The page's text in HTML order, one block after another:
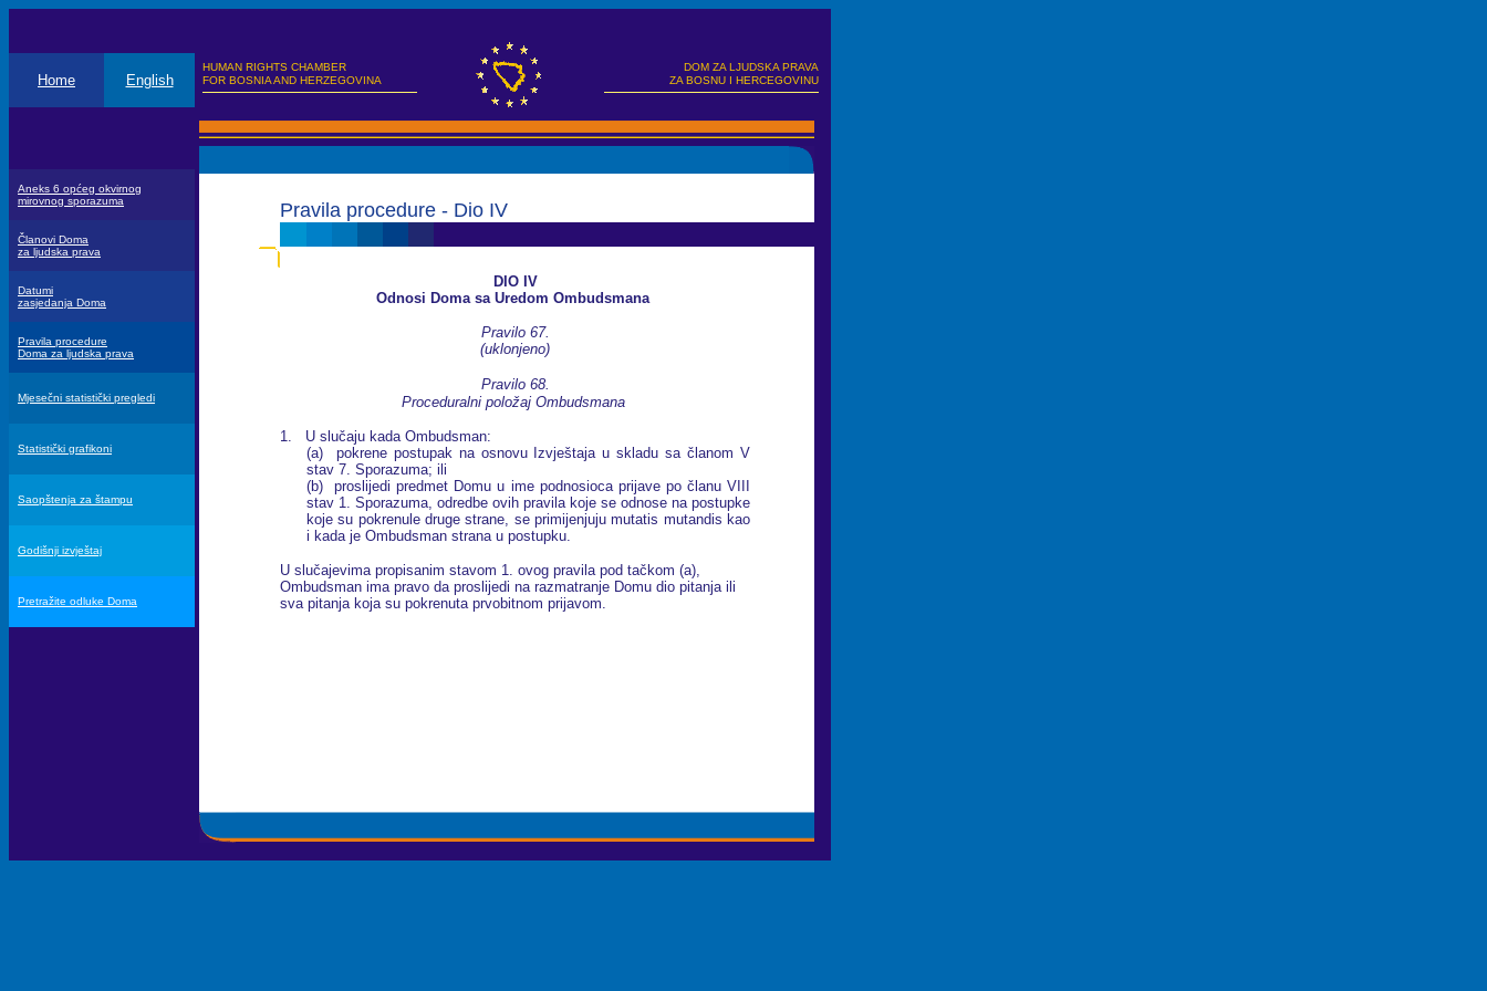
HUMAN RIGHTS CHAMBER
DOM ZA LJUDSKA PRAVA
FOR BOSNIA AND HERZEGOVINA
ZA BOSNU I HERCEGOVINU
Home English
Aneks 6 općeg okvirnog
mirovnog sporazuma
Članovi Doma
za ljudska prava
Datumi
zasjedanja Doma
Pravila procedure
Doma za ljudska prava
Mjesečni statistički pregledi
Statistički grafikoni
Saopštenja za štampu
Godišnji izvještaj
Pretražite odluke Doma
Pravila procedure - Dio IV
DIO IV
Odnosi Doma sa Uredom Ombudsmana
Pravilo 67.
(uklonjeno)
Pravilo 68.
Proceduralni položaj Ombudsmana
1. U slučaju kada Ombudsman:
(a) pokrene postupak na osnovu Izvještaja u skladu sa članom V
stav 7. Sporazuma; ili
(b) proslijedi predmet Domu u ime podnosioca prijave po članu VIII
stav 1. Sporazuma, odredbe ovih pravila koje se odnose na postupke
koje su pokrenule druge strane, se primijenjuju mutatis mutandis kao
i kada je Ombudsman strana u postupku.
U slučajevima propisanim stavom 1. ovog pravila pod tačkom (a),
Ombudsman ima pravo da proslijedi na razmatranje Domu dio pitanja ili
sva pitanja koja su pokrenuta prvobitnom prijavom.